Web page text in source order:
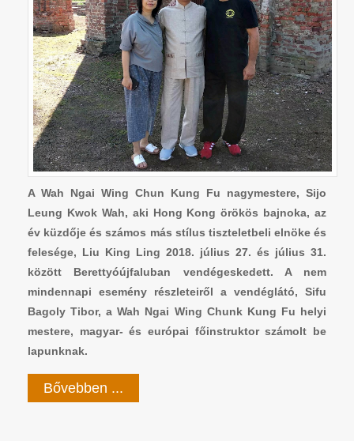
A Wah Ngai Wing Chun Kung Fu nagymestere, Sijo
Leung Kwok Wah, aki Hong Kong örökös bajnoka, az
év küzdője és számos más stílus tiszteletbeli elnöke és
felesége, Liu King Ling 2018. július 27. és július 31.
között Berettyóújfaluban vendégeskedett. A nem
mindennapi esemény részleteiről a vendéglátó, Sifu
Bagoly Tibor, a Wah Ngai Wing Chunk Kung Fu helyi
mestere, magyar- és európai főinstruktor számolt be
lapunknak.
Bővebben ...